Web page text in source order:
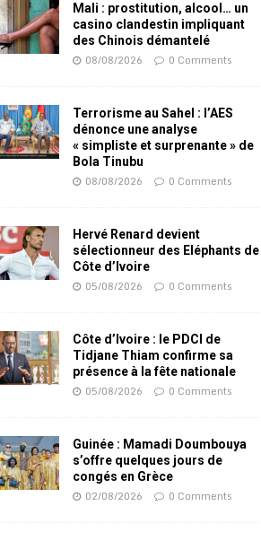
Mali : prostitution, alcool… un
casino clandestin impliquant
des Chinois démantelé
08/08/2026 0 Comments
Terrorisme au Sahel : l’AES
dénonce une analyse
« simpliste et surprenante » de
Bola Tinubu
08/08/2026 0 Comments
Hervé Renard devient
sélectionneur des Eléphants de
Côte d’Ivoire
05/08/2026 0 Comments
Côte d’Ivoire : le PDCI de
Tidjane Thiam confirme sa
présence à la fête nationale
05/08/2026 0 Comments
Guinée : Mamadi Doumbouya
s’offre quelques jours de
congés en Grèce
02/08/2026 0 Comments